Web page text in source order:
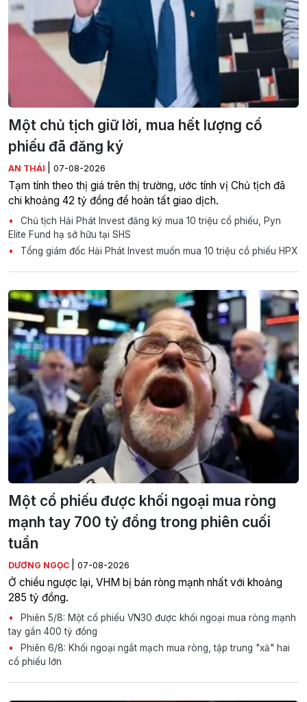
Một chủ tịch giữ lời, mua hết lượng cổ
phiếu đã đăng ký
AN THÁI 07-08-2026
Tạm tính theo thị giá trên thị trường, ước tính vị Chủ tịch đã
chi khoảng 42 tỷ đồng để hoàn tất giao dịch.
Chủ tịch Hải Phát Invest đăng ký mua 10 triệu cổ phiếu, Pyn
Elite Fund hạ sở hữu tại SHS
Tổng giám đốc Hải Phát Invest muốn mua 10 triệu cổ phiếu HPX
Một cổ phiếu được khối ngoại mua ròng
mạnh tay 700 tỷ đồng trong phiên cuối
tuần
DƯƠNG NGỌC 07-08-2026
Ở chiều ngược lại, VHM bị bán ròng mạnh nhất với khoảng
285 tỷ đồng.
Phiên 5/8: Một cổ phiếu VN30 được khối ngoại mua ròng mạnh
tay gần 400 tỷ đồng
Phiên 6/8: Khối ngoại ngắt mạch mua ròng, tập trung "xả" hai
cổ phiếu lớn